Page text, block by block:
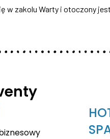
w zakolu Warty i otoczony